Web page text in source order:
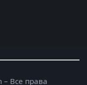
Все права